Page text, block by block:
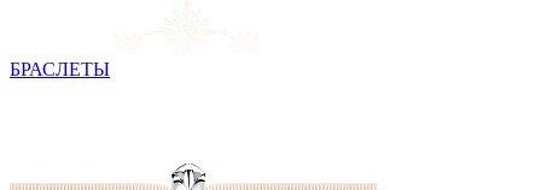
БРАСЛЕТЫ